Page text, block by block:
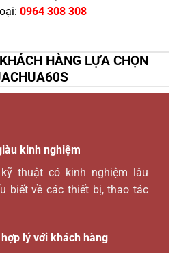
0964 308 308
HÀNG LỰA CHỌN
kinh nghiệm
thuật có kinh nghiệm lâu
biết về các thiết bị, thao tác
hợp lý với khách hàng